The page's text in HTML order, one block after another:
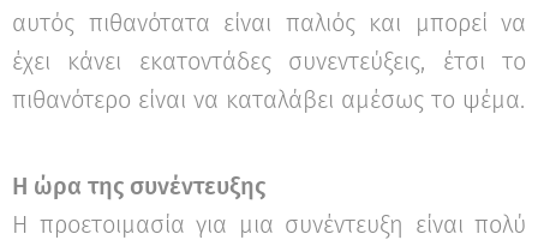
αυτός πιθανότατα είναι παλιός και μπορεί να
έχει κάνει εκατοντάδες συνεντεύξεις, έτσι το
πιθανότερο είναι να καταλάβει αμέσως το ψέμα.
Η ώρα της συνέντευξης
Η προετοιμασία για μια συνέντευξη είναι πολύ